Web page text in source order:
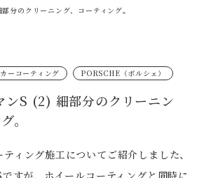
分のクリーニング、コーティング。
カーコーティング PORSCHE（ポルシェ）
ンS (2) 細部分のクリーニン
。
ィング施工についてご紹介しました、
すが、ホイールコーティングと同時に